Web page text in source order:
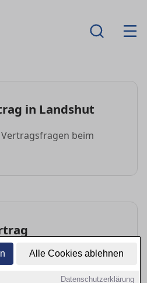
Alle Cookies ablehnen
Datenschutzerklärung
in Landshut
beim
stehen?